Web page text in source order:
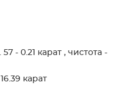
- 0.21 карат , чистота -
карат